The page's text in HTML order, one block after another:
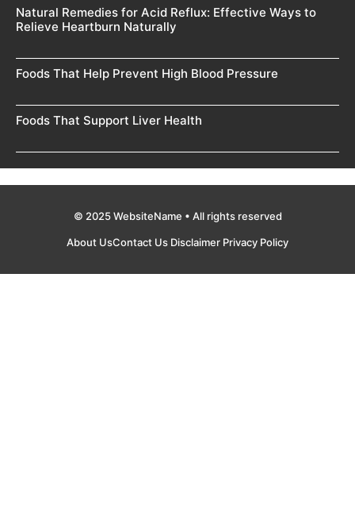
Natural Remedies for Acid Reflux: Effective Ways to
Relieve Heartburn Naturally
Foods That Help Prevent High Blood Pressure
Foods That Support Liver Health
© 2025 WebsiteName • All rights reserved
About UsContact Us Disclaimer Privacy Policy